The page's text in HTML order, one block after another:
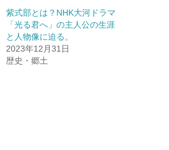
紫式部とは？NHK大河ドラマ
「光る君へ」の主人公の生涯
と人物像に迫る。
2023年12月31日
歴史・郷土